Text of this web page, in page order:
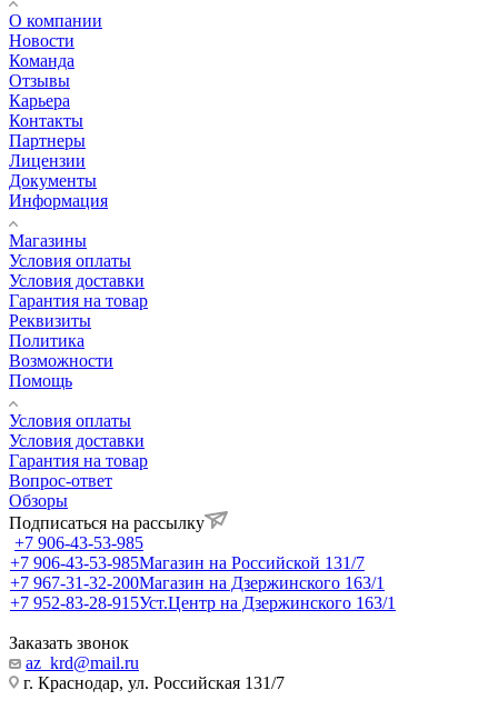
О компании
Новости
Команда
Отзывы
Карьера
Контакты
Партнеры
Лицензии
Документы
Информация
Магазины
Условия оплаты
Условия доставки
Гарантия на товар
Реквизиты
Политика
Возможности
Помощь
Условия оплаты
Условия доставки
Гарантия на товар
Вопрос-ответ
Обзоры
Подписаться на рассылку
+7 906-43-53-985
+7 906-43-53-985Магазин на Российской 131/7
+7 967-31-32-200Магазин на Дзержинского 163/1
+7 952-83-28-915Уст.Центр на Дзержинского 163/1
Заказать звонок
az_krd@mail.ru
г. Краснодар, ул. Российская 131/7